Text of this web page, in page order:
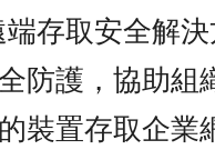
端存取安全解
防護，協助組
裝置存取企業